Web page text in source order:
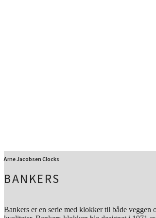
Arne Jacobsen Clocks
BANKERS
Bankers er en serie med klokker til både veggen